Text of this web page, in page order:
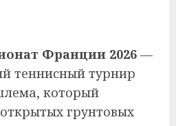
Франции 2026 —
теннисный турнир
который
грунтовых